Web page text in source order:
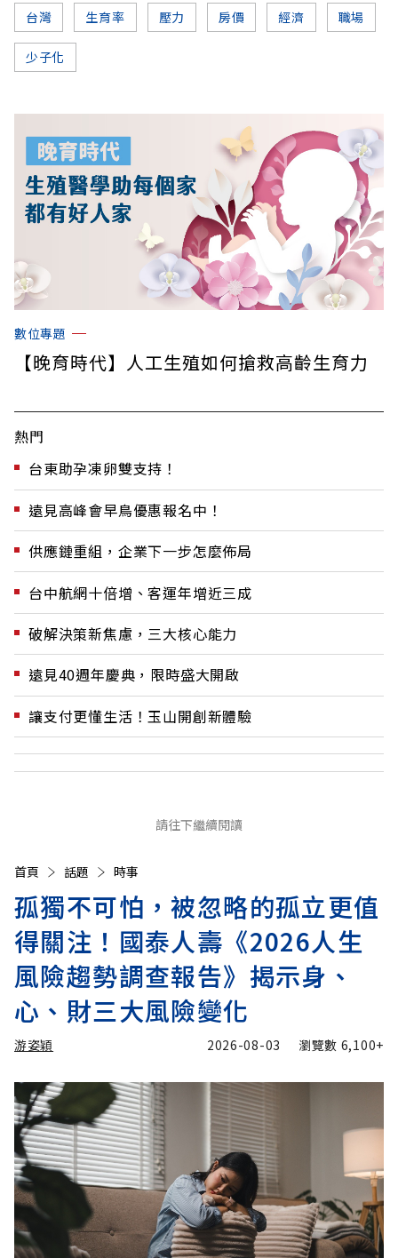
台灣 生育率 壓力 房價 經濟 職場
少子化
數位專題
【晚育時代】人工生殖如何搶救高齡生育力
熱門
台東助孕凍卵雙支持！
遠見高峰會早鳥優惠報名中！
供應鏈重組，企業下一步怎麼佈局
台中航網十倍增、客運年增近三成
破解決策新焦慮，三大核心能力
遠見40週年慶典，限時盛大開啟
讓支付更懂生活！玉山開創新體驗
請往下繼續閱讀
首頁 話題 時事
孤獨不可怕，被忽略的孤立更值
得關注！國泰人壽《2026人生
風險趨勢調查報告》揭示身、
心、財三大風險變化
游姿穎 2026-08-03 瀏覽數 6,100+